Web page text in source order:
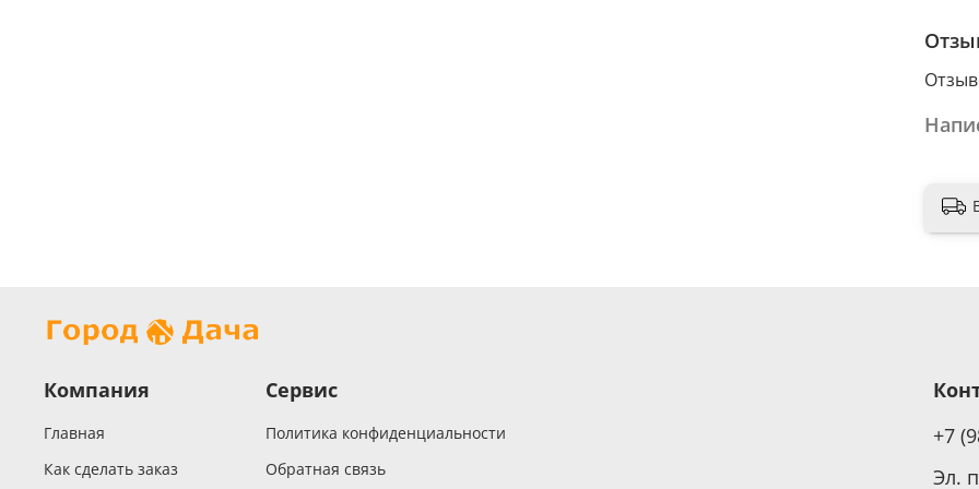
Компания
Главная
Как сделать заказ
Сервис
Политика конфиденциальности
Обратная связь
+7
Эл.